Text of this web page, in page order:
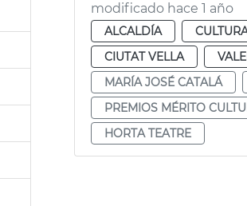
modificado hace 1 año
ALCALDÍA
CIUTAT VELLA
MARÍA JOSÉ CATALÁ
PREMIOS MÉRITO
HORTA TEATRE